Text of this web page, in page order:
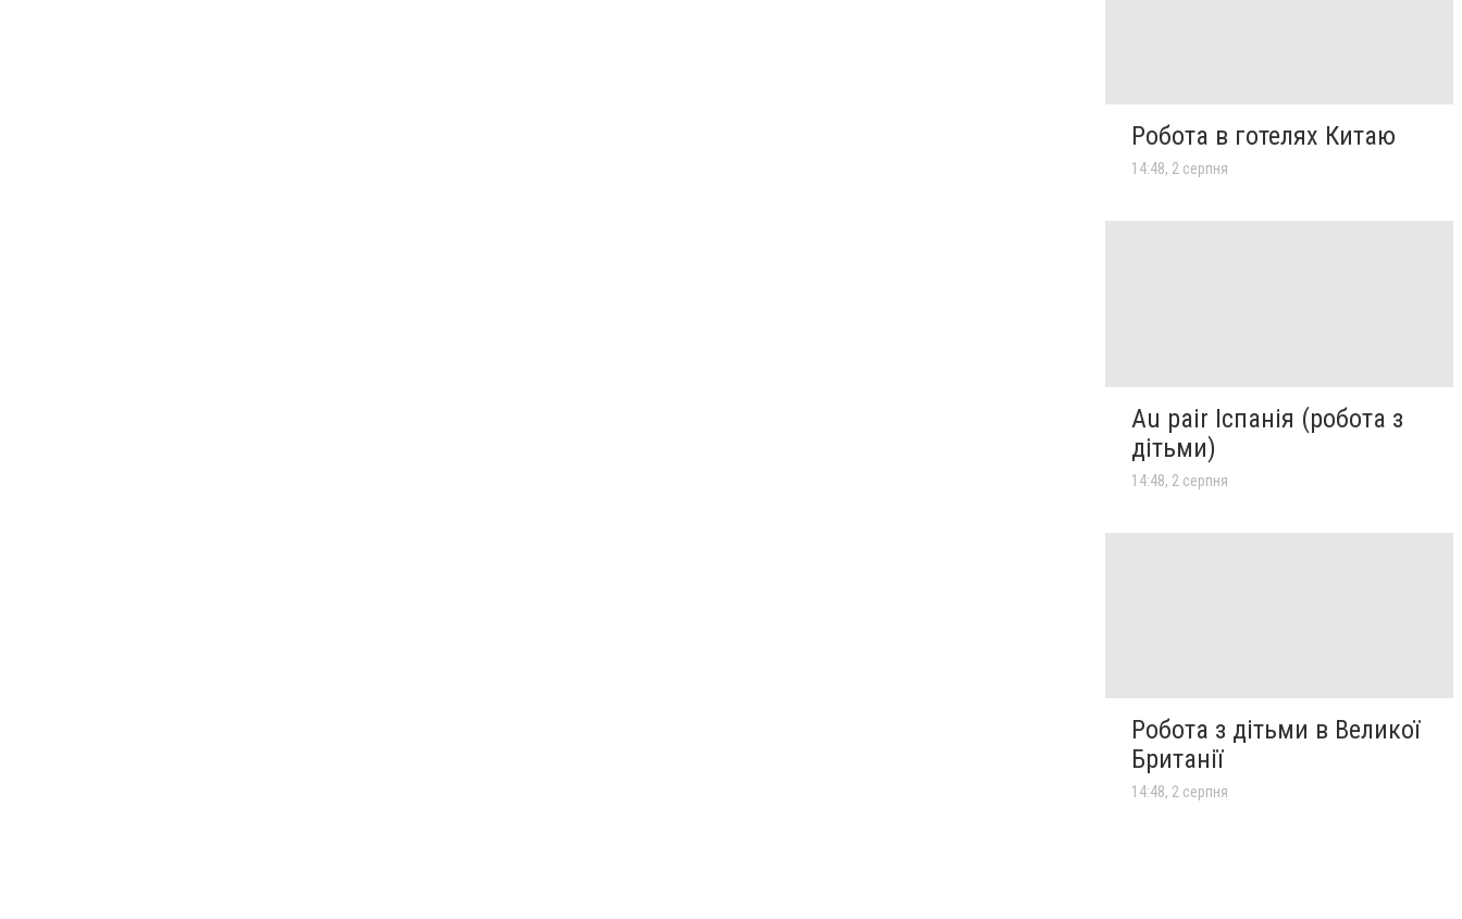
Робота в готелях Китаю
14:48, 2 серпня
Au pair Іспанія (робота з
дітьми)
14:48, 2 серпня
Робота з дітьми в Великої
Британії
14:48, 2 серпня